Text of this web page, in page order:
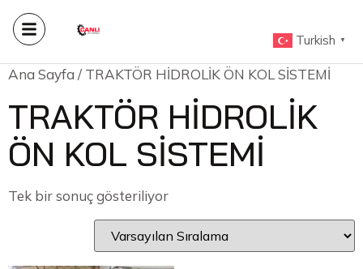
Turkish ▼
Ana Sayfa/ TRAKTÖR HİDROLİK ÖN KOL SİSTEMİ
TRAKTÖR HİDROLİK
ÖN KOL SİSTEMİ
Tek bir sonuç gösteriliyor